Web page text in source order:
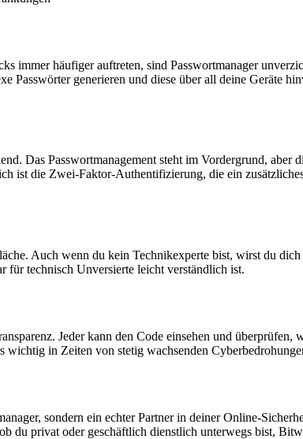
immer häufiger auftreten, sind Passwortmanager
Passwörter generieren und diese über all deine
Das Passwortmanagement steht im Vordergrund,
ist die Zwei-Faktor-Authentifizierung, die ein
Auch wenn du kein Technikexperte bist, wirst du
für technisch Unversierte leicht verständlich ist.
Jeder kann den Code einsehen und überprüfen,
wichtig in Zeiten von stetig wachsenden
sondern ein echter Partner in deiner Online-
du privat oder geschäftlich dienstlich unterwegs bist,